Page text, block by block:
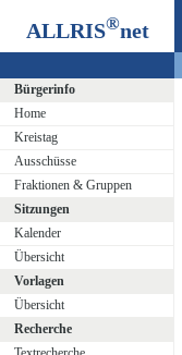
ALLRIS®net
Bürgerinfo
Home
Kreistag
Ausschüsse
Fraktionen & Gruppen
Sitzungen
Kalender
Übersicht
Vorlagen
Übersicht
Recherche